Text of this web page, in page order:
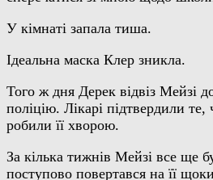
У кімнаті запала тиша.
Ідеальна маска Клер зникла.
Того ж дня Дерек відвіз Мейзі
поліцію. Лікарі підтвердили те,
робили її хворою.
За кілька тижнів Мейзі все ще
поступово повертався на її